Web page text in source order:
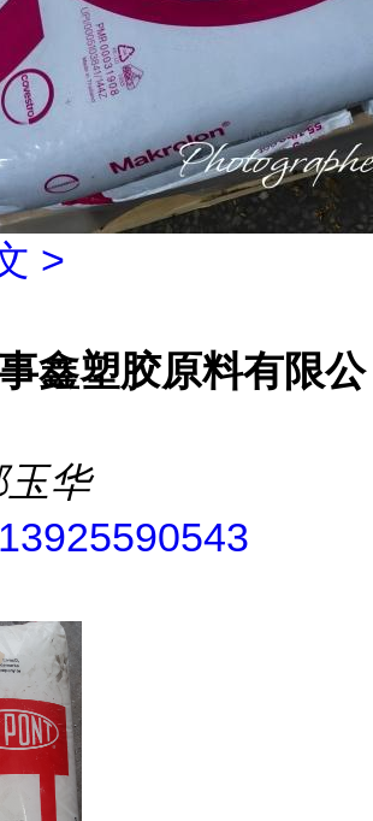
>
鑫塑胶原料有限公
玉华
13925590543